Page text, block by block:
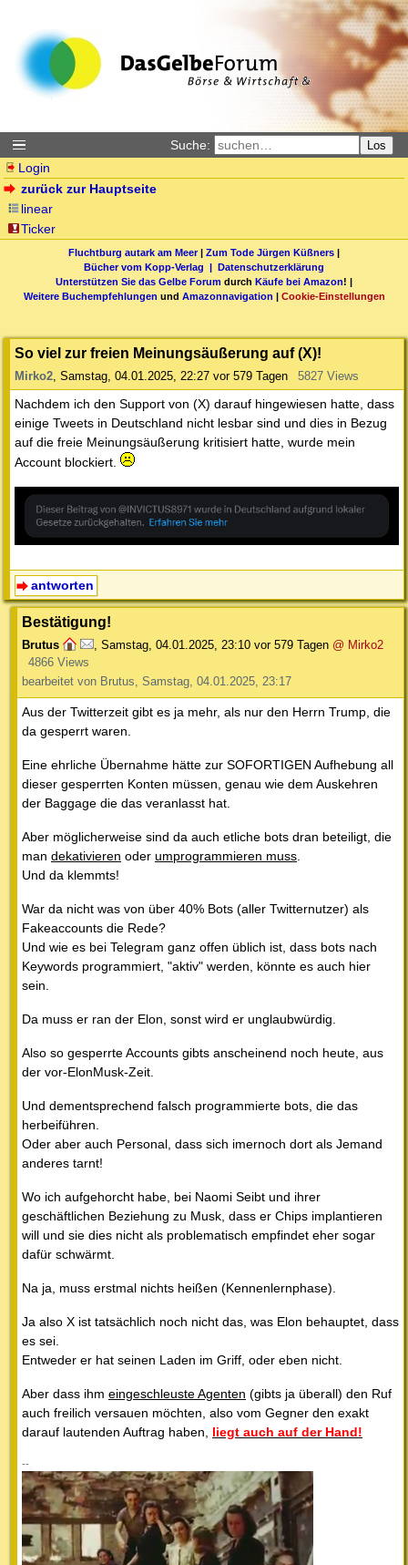
Suche: Los
Login
zurück zur Hauptseite
linear
Ticker
Fluchtburg autark am Meer| Zum Tode Jürgen Küßners |
Bücher vom Kopp-Verlag | Datenschutzerklärung
Unterstützen Sie das Gelbe Forum durch Käufe bei Amazon! |
Weitere Buchempfehlungen und Amazonnavigation | Cookie-Einstellungen
So viel zur freien Meinungsäußerung auf (X)!
Mirko2, Samstag, 04.01.2025, 22:27 vor 579 Tagen 5827 Views
Nachdem ich den Support von (X) darauf hingewiesen hatte, dass
einige Tweets in Deutschland nicht lesbar sind und dies in Bezug
auf die freie Meinungsäußerung kritisiert hatte, wurde mein
Account blockiert.
antworten
Bestätigung!
Brutus Samstag, 04.01.2025, 23:10 vor 579 Tagen @ Mirko2
4866 Views
bearbeitet von Brutus, Samstag, 04.01.2025, 23:17
Aus der Twitterzeit gibt es ja mehr, als nur den Herrn Trump, die
da gesperrt waren.
Eine ehrliche Übernahme hätte zur SOFORTIGEN Aufhebung all
dieser gesperrten Konten müssen, genau wie dem Auskehren
der Baggage die das veranlasst hat.
Aber möglicherweise sind da auch etliche bots dran beteiligt, die
man dekativieren oder umprogrammieren muss
Und da klemmts!
War da nicht was von über 40% Bots (aller Twitternutzer) als
Fakeaccounts die Rede?
Und wie es bei Telegram ganz offen üblich ist, dass bots nach
Keywords programmiert, "aktiv" werden, könnte es auch hier
sein.
Da muss er ran der Elon, sonst wird er unglaubwürdig.
Also so gesperrte Accounts gibts anscheinend noch heute, aus
der vor-ElonMusk-Zeit.
Und dementsprechend falsch programmierte bots, die das
herbeiführen.
Oder aber auch Personal, dass sich imernoch dort als Jemand
anderes tarnt!
Wo ich aufgehorcht habe, bei Naomi Seibt und ihrer
geschäftlichen Beziehung zu Musk, dass er Chips implantieren
will und sie dies nicht als problematisch empfindet eher sogar
dafür schwärmt.
Na ja, muss erstmal nichts heißen (Kennenlernphase).
Ja also X ist tatsächlich noch nicht das, was Elon behauptet, dass
es sei.
Entweder er hat seinen Laden im Griff, oder eben nicht.
Aber dass ihm eingeschleuste Agenten (gibts ja überall) den Ruf
auch freilich versauen möchten, also vom Gegner den exakt
darauf lautenden Auftrag haben, liegt auch auf der Hand!
--